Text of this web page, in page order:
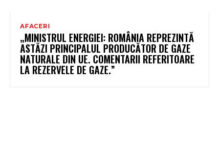
AFACERI
„MINISTRUL ENERGIEI: ROMÂNIA REPREZINTĂ
ASTĂZI PRINCIPALUL PRODUCĂTOR DE GAZE
NATURALE DIN UE. COMENTARII REFERITOARE
LA REZERVELE DE GAZE.”